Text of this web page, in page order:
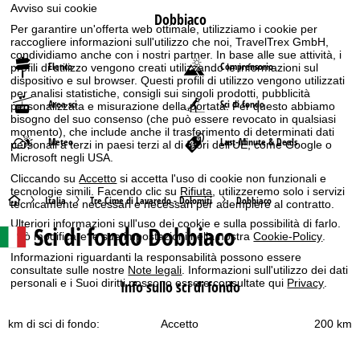
Avviso sui cookie
Per garantire un'offerta web ottimale, utilizziamo i cookie per
raccogliere informazioni sull'utilizzo che noi, TravelTrex GmbH,
condividiamo anche con i nostri partner. In base alle sue attività, i
profili di utilizzo vengono creati utilizzando le informazioni sul
dispositivo e sul browser. Questi profili di utilizzo vengono utilizzati
per analisi statistiche, consigli sui singoli prodotti, pubblicità
personalizzata e misurazione della portata. Per questo abbiamo
bisogno del suo consenso (che può essere revocato in qualsiasi
momento), che include anche il trasferimento di determinati dati
personali a terzi in paesi terzi al di fuori dell'UE, come Google o
Microsoft negli USA.
Cliccando suAccetto si accetta l'uso di cookie non funzionali e
tecnologie simili. Facendo clic su Rifiuta , utilizzeremo solo i servizi
tecnicamente necessari e necessari per adempiere al contratto.
Ulteriori informazioni sull'uso dei cookie e sulla possibilità di farlo.
Può modificare le sue impostazioni nella nostraCookie-Policy
Informazioni riguardanti la responsabilità possono essere
consultate sulle nostre Note legali . Informazioni sull'utilizzo dei dati
personali e i Suoi diritti possono essere consultate qui Privacy
Accetto
Dobbiaco
Elenco Comprensorio
Area sci Sci di fondo
Meteo Last-Minute & Deals
H
o
m
p
Italia Tre Cime di Lavaredo - Dolomiti Dobbiaco
Sci di fondo Dobbiaco
Info sullo sci di fondo
200 km
km di sci di fondo: